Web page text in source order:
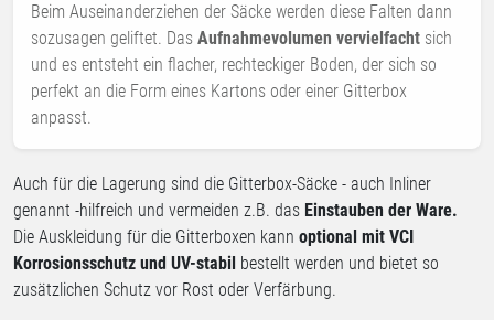
Beim Auseinanderziehen der Säcke werden diese Falten dann
sozusagen geliftet. Das Aufnahmevolumen vervielfacht sich
und es entsteht ein flacher, rechteckiger Boden, der sich so
perfekt an die Form eines Kartons oder einer Gitterbox
anpasst.
Auch für die Lagerung sind die Gitterbox-Säcke - auch Inliner
genannt -hilfreich und vermeiden z.B. das Einstauben der Ware.
Die Auskleidung für die Gitterboxen kann optional mit VCI
Korrosionsschutz und UV-stabil bestellt werden und bietet so
zusätzlichen Schutz vor Rost oder Verfärbung.